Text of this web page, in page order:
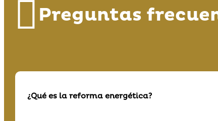
Preguntas
¿Qué es la reforma energética?